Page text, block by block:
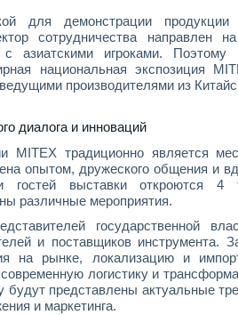
для демонстрации продукции
сотрудничества направлен
азиатскими игроками. Поэтому
национальная экспозиция
производителями из
диалога и инноваций
MITEX традиционно является
опытом, дружеского общения и
выставки откроются 4
различные мероприятия.
государственной
и поставщиков инструмента.
на рынке, локализацию и
логистику и
представлены актуальные
и маркетинга.